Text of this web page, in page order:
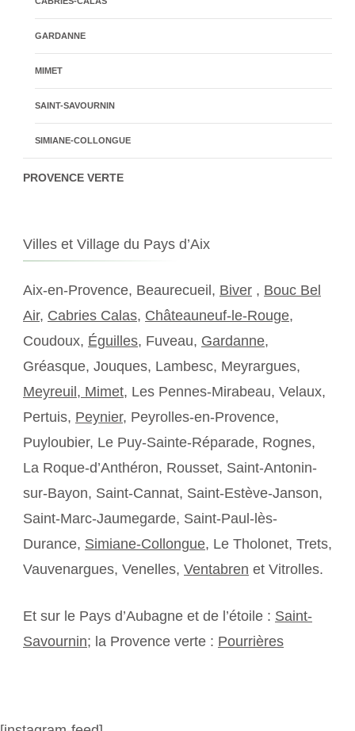
GARDANNE
MIMET
SAINT-SAVOURNIN
SIMIANE-COLLONGUE
PROVENCE VERTE
Villes et Village du Pays d’Aix
Aix-en-Provence, Beaurecueil, Biver , Bouc Bel
Air, Cabries Calas, Châteauneuf-le-Rouge,
Coudoux, Éguilles, Fuveau, Gardanne,
Gréasque, Jouques, Lambesc, Meyrargues,
Meyreuil, Mimet, Les Pennes-Mirabeau, Velaux,
Pertuis, Peynier, Peyrolles-en-Provence,
Puyloubier, Le Puy-Sainte-Réparade, Rognes,
La Roque-d’Anthéron, Rousset, Saint-Antonin-
sur-Bayon, Saint-Cannat, Saint-Estève-Janson,
Saint-Marc-Jaumegarde, Saint-Paul-lès-
Durance, Simiane-Collongue, Le Tholonet, Trets,
Vauvenargues, Venelles, Ventabren et Vitrolles.
Et sur le Pays d’Aubagne et de l’étoile : Saint-
Savournin; la Provence verte : Pourrières